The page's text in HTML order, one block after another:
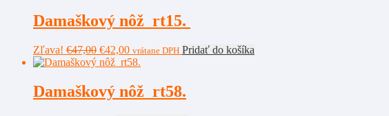
Damaškový nôž rt15.
Zľava! €47,00 Pôvodná
cena
€47,00.
€42,00Aktuálna
cena
€42,00.
vrátane DPH Pridať do košíka
Damaškový nôž rt58.